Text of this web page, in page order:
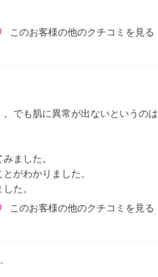
このお客様の他のクチコミを見る
でも肌に異常が出ないというのは
ました。
がわかりました。
た。
このお客様の他のクチコミを見る